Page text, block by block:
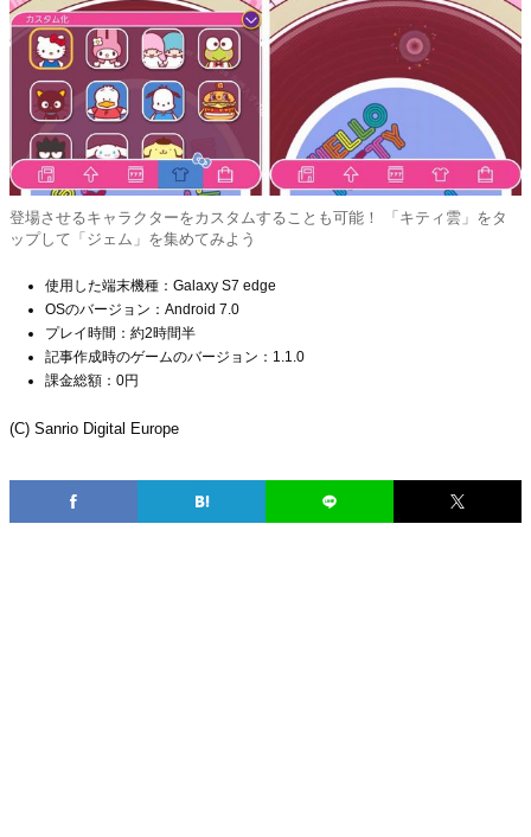
登場させるキャラクターをカスタムすることも可能！ 「キティ雲」をタ
ップして「ジェム」を集めてみよう
使用した端末機種：Galaxy S7 edge
OSのバージョン：Android 7.0
プレイ時間：約2時間半
記事作成時のゲームのバージョン：1.1.0
課金総額：0円
(C) Sanrio Digital Europe